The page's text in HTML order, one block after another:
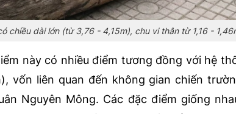
chiều dài lớn (từ 3,76 - 4,15m), chu vi thân từ 1,16 -
này có nhiều điểm tương đồng với hệ
vốn liên quan đến không gian chiến
Nguyên Mông. Các đặc điểm giống